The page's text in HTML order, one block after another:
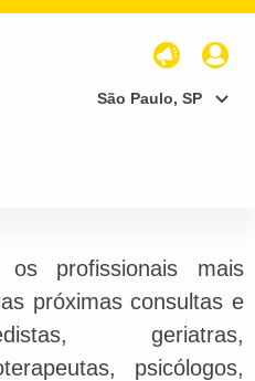
São Paulo, SP
profissionais mais
próximas consultas e
geriatras,
psicólogos,